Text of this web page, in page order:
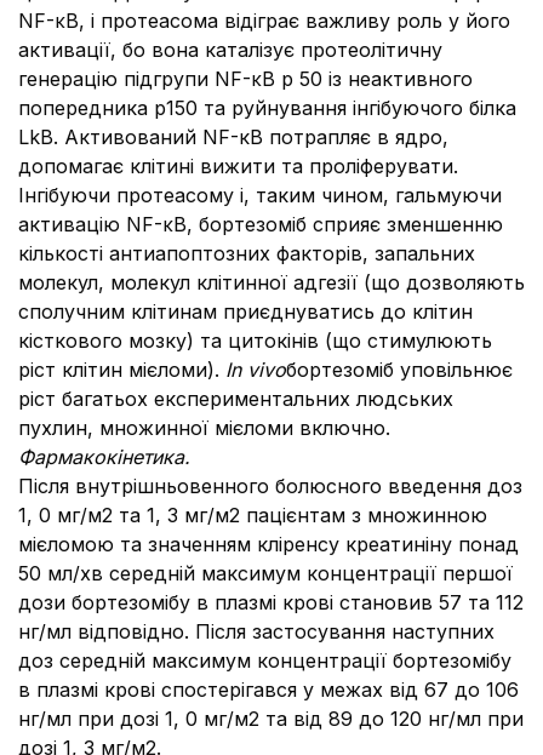
NF-κB, і протеасома відіграє важливу роль у його
активації, бо вона каталізує протеолітичну
генерацію підгрупи NF-κB р 50 із неактивного
попередника р150 та руйнування інгібуючого білка
LkB. Активований NF-кB потрапляє в ядро,
допомагає клітині вижити та проліферувати.
Інгібуючи протеасому і, таким чином, гальмуючи
активацію NF-κB, бортезоміб сприяє зменшенню
кількості антиапоптозних факторів, запальних
молекул, молекул клітинної адгезії (що дозволяють
сполучним клітинам приєднуватись до клітин
кісткового мозку) та цитокінів (що стимулюють
ріст клітин мієломи). In vivoбортезоміб уповільнює
ріст багатьох експериментальних людських
пухлин, множинної мієломи включно.
Фармакокінетика.
Після внутрішньовенного болюсного введення доз
1, 0 мг/м2 та 1, 3 мг/м2 пацієнтам з множинною
мієломою та значенням кліренсу креатиніну понад
50 мл/хв середній максимум концентрації першої
дози бортезомібу в плазмі крові становив 57 та 112
нг/мл відповідно. Після застосування наступних
доз середній максимум концентрації бортезомібу
в плазмі крові спостерігався у межах від 67 до 106
нг/мл при дозі 1, 0 мг/м2 та від 89 до 120 нг/мл при
дозі 1, 3 мг/м2.